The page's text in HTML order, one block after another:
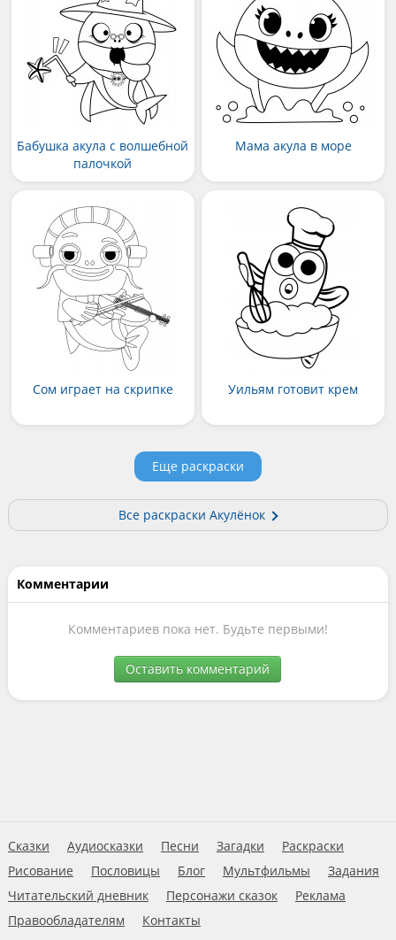
Бабушка акула с волшебной
палочкой
Мама акула в море
Сом играет на скрипке Уильям готовит крем
Еще раскраски
Все раскраски Акулёнок
Комментарии
Комментариев пока нет. Будьте первыми!
Оставить комментарий
Сказки Аудиосказки Песни Загадки
Раскраски
Рисование
Пословицы Блог Мультфильмы
Задания
Читательский дневник
Персонажи сказок
Реклама
Правообладателям
Контакты